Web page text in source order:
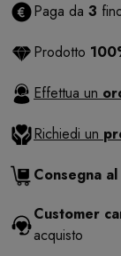
Paga da 3
Prodotto
Effettua un
Richiedi un
Consegna
Customer
acquisto